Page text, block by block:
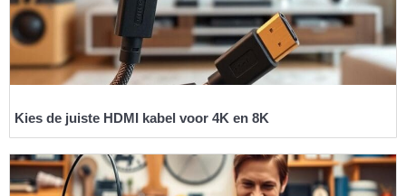
Kies de juiste HDMI kabel voor 4K en 8K